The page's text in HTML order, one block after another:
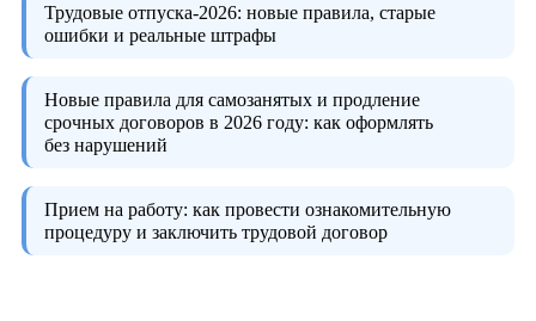
Трудовые отпуска-2026: новые правила, старые
ошибки и реальные штрафы
Новые правила для самозанятых и продление
срочных договоров в 2026 году: как оформлять
без нарушений
Прием на работу: как провести ознакомительную
процедуру и заключить трудовой договор